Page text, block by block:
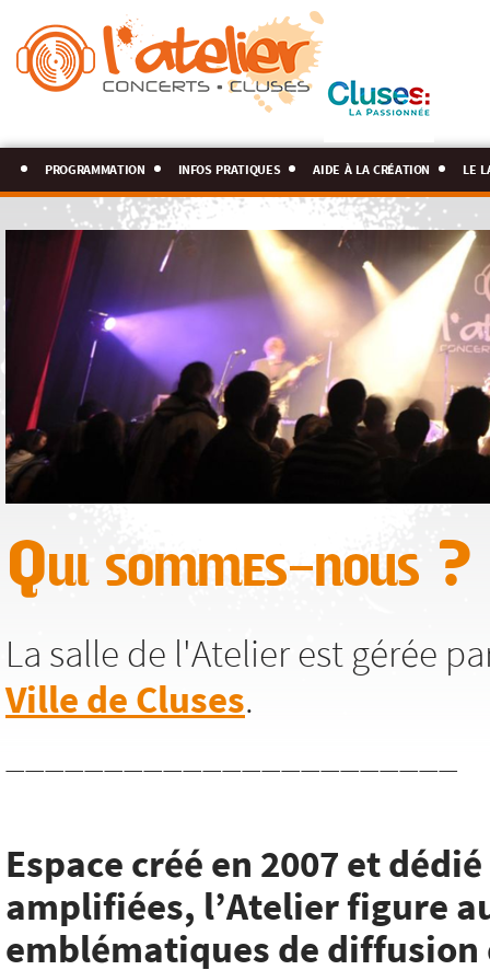
programmation infos pratiques aide à la création le
Qui sommes-nous ?
La salle de l'Atelier est gérée
Ville de Cluses.
Espace créé en 2007 et
amplifiées, l’Atelier figure
emblématiques de diffusion